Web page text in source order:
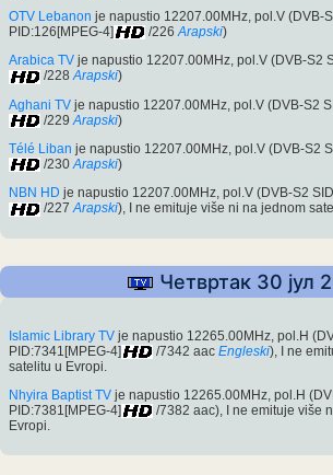
OTV Lebanon je napustio 12207.00MHz, pol.V (DVB-
PID:126[MPEG-4]
/226 Arapski)
Arabica TV je napustio 12207.00MHz, pol.V (DVB-S2
/228 Arapski)
Aghani TV je napustio 12207.00MHz, pol.V (DVB-S2
/229 Arapski)
Télé Liban je napustio 12207.00MHz, pol.V (DVB-S2
/230 Arapski)
NBN HD je napustio 12207.00MHz, pol.V (DVB-S2
/227 Arapski), I ne emituje više ni na jednom
Четвртак 30 јул
Islamic Library TV je napustio 12265.00MHz, pol.H
PID:7341[MPEG-4]
/7342 aac Engleski), I ne
satelitu u Evropi.
Nhyira Baptist TV je napustio 12265.00MHz, pol.H
PID:7381[MPEG-4]
/7382 aac), I ne emituje više
Evropi.